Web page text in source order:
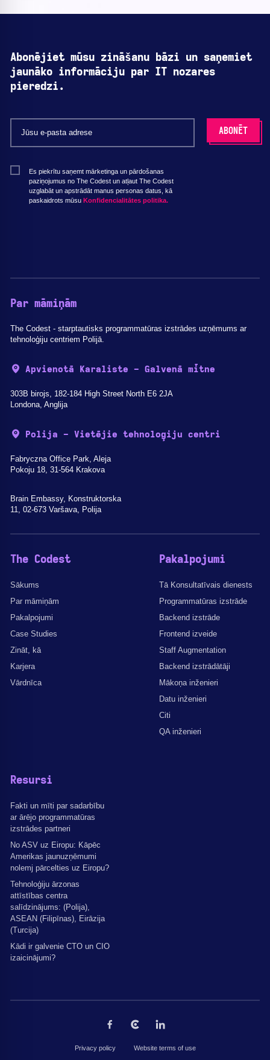
Abonējiet mūsu zināšanu bāzi un saņemiet
jaunāko informāciju par IT nozares
pieredzi.
Es piekrītu saņemt mārketinga un pārdošanas
paziņojumus no The Codest un atļaut The Codest
uzglabāt un apstrādāt manus personas datus, kā
paskaidrots mūsu Konfidencialitātes politika.
Par māmiņām
The Codest - starptautisks programmatūras izstrādes uzņēmums ar
tehnoloģiju centriem Polijā.
Apvienotā Karaliste - Galvenā mītne
303B birojs, 182-184 High Street North E6 2JA
Londona, Anglija
Polija - Vietējie tehnoloģiju centri
Fabryczna Office Park, Aleja
Pokoju 18, 31-564 Krakova
Brain Embassy, Konstruktorska
11, 02-673 Varšava, Polija
The Codest
Sākums
Par māmiņām
Pakalpojumi
Case Studies
Zināt, kā
Karjera
Vārdnīca
Pakalpojumi
Tā Konsultatīvais dienests
Programmatūras izstrāde
Backend izstrāde
Frontend izveide
Staff Augmentation
Backend izstrādātāji
Mākoņa inženieri
Datu inženieri
Citi
QA inženieri
Resursi
Fakti un mīti par sadarbību
ar ārējo programmatūras
izstrādes partneri
No ASV uz Eiropu: Kāpēc
Amerikas jaunuzņēmumi
nolemj pārcelties uz Eiropu?
Tehnoloģiju ārzonas
attīstības centra
salīdzinājums: (Polija),
ASEAN (Filipīnas), Eirāzija
(Turcija)
Kādi ir galvenie CTO un CIO
izaicinājumi?
Privacy policy Website terms of use